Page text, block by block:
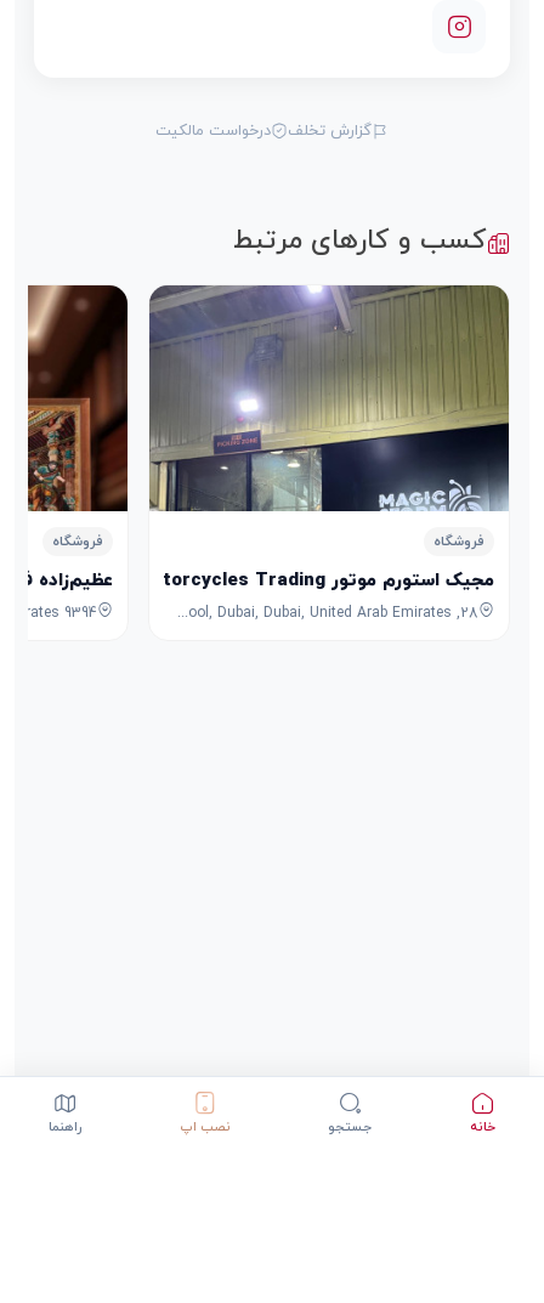
گزارش تخلف درخواست مالکیت
کسب و کارهای مرتبط
فروشگاه
مجیک استورم موتور Magic Storm Motorcycles Trading
28, 7B Street, Umm Ramool, Dubai, Dubai, United Arab Emirates
فروشگاه
عظیم‌زاده
خانه جستجو نصب اپ راهنما